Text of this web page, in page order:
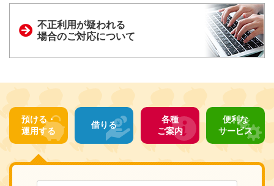
不正利用が疑われる
場合のご対応について
預ける・
運用する
借りる
各種
ご案内
便利な
サービス